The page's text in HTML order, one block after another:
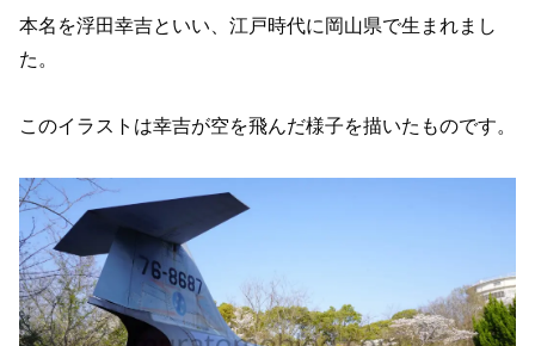
本名を浮田幸吉といい、江戸時代に岡山県で生まれまし
た。
このイラストは幸吉が空を飛んだ様子を描いたものです。